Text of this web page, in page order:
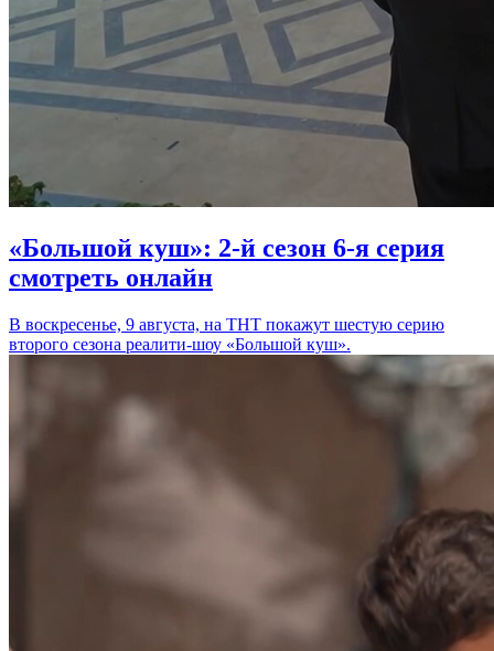
«Большой куш»: 2-й сезон 6-я серия
смотреть онлайн
В воскресенье, 9 августа, на ТНТ покажут шестую серию
второго сезона реалити-шоу «Большой куш».